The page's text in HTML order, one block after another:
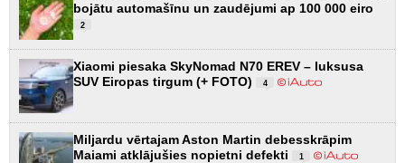
bojātu automašīnu un zaudējumi ap 100 000 eiro
2
Xiaomi piesaka SkyNomad N70 EREV – luksusa
SUV Eiropas tirgum (+ FOTO)
4
Miljardu vērtajam Aston Martin debesskrāpim
Maiami atklājušies nopietni defekti
1